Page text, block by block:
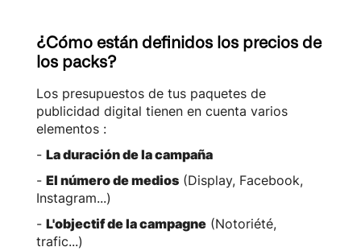
¿Cómo están definidos los precios de
los packs?
Los presupuestos de tus paquetes de
publicidad digital tienen en cuenta varios
elementos :
- La duración de la campaña
- El número de medios(Display, Facebook,
Instagram...)
- L'objectif de la campagne(Notoriété,
trafic...)